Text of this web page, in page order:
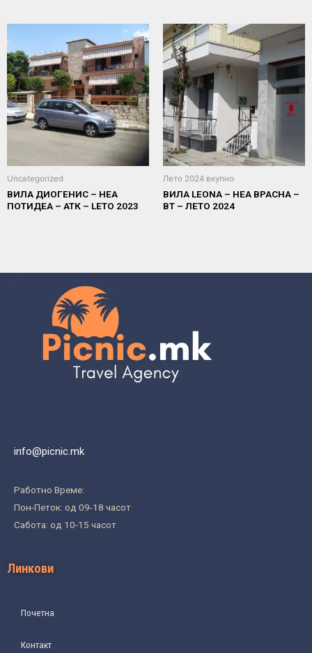
Uncategorized
ВИЛА ДИОГЕНИС – НЕА
ПОТИДЕА – АТК – LETO 2023
Лето 2024 вкупно
ВИЛА LEONA – НЕА ВРАСНА –
ВТ – ЛЕТО 2024
info@picnic.mk
Работно Време:
Пон-Петок: од 09-18 часот
Сабота: од 10-15 часот
Линкови
Почетна
Контакт